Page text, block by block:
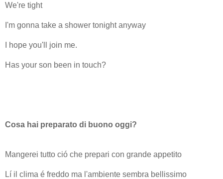
We're tight
I'm gonna take a shower tonight anyway
I hope you'll join me.
Has your son been in touch?
Cosa hai preparato di buono oggi?
Mangerei tutto ció che prepari con grande appetito
Lí il clima é freddo ma l'ambiente sembra bellissimo